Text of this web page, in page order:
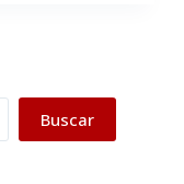
Buscar